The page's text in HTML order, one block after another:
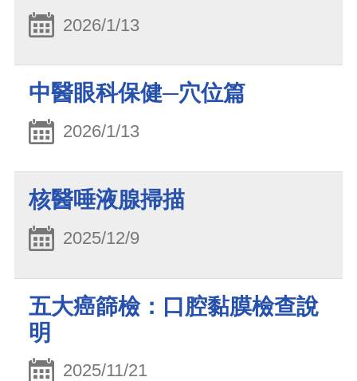
2026/1/13
中醫眼科保健─穴位篇
2026/1/13
核醫唾液腺掃描
2025/12/9
五大癌篩檢：口腔黏膜檢查說
明
2025/11/21